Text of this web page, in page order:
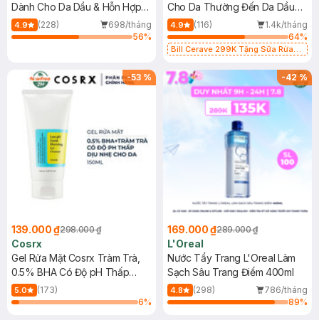
Dành Cho Da Dầu & Hỗn Hợp
500ml
4.9 (228)
698/tháng
56%
Cho Da Thường Đến Da Dầu
473ml
4.9 (116)
1.4k/tháng
64%
Bill Cerave 299K Tặng Sữa Rửa
-53 %
139.000 ₫298.000 ₫
Cosrx
Gel Rửa Mặt Cosrx Tràm Trà,
0.5% BHA Có Độ pH Thấp
150ml
5.0
(173)
6%
-42%
169.000 ₫289.000 ₫
L'Oreal
Nước Tẩy Trang L'Oreal Làm
Sạch Sâu Trang Điểm 400ml
4.8 (298)
786/tháng
89%